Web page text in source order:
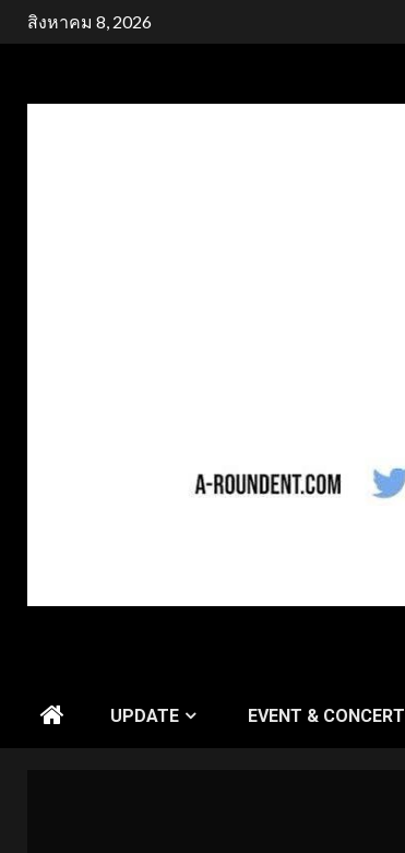
Skipสิงหาคม 8, 2026
UPDATE EVENT & CONCERT